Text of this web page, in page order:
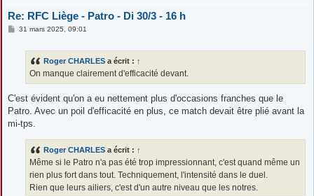
Re: RFC Liège - Patro - Di 30/3 - 16 h
M31 mars 2025, 09:01
Roger CHARLES a écrit : ↑
On manque clairement d'efficacité devant.
C'est évident qu'on a eu nettement plus d'occasions franches que le
Patro. Avec un poil d'efficacité en plus, ce match devait être plié avant la
mi-tps.
Roger CHARLES a écrit : ↑
Même si le Patro n'a pas été trop impressionnant, c'est quand même un
rien plus fort dans tout. Techniquement, l'intensité dans le duel.
Rien que leurs ailiers, c'est d'un autre niveau que les notres.